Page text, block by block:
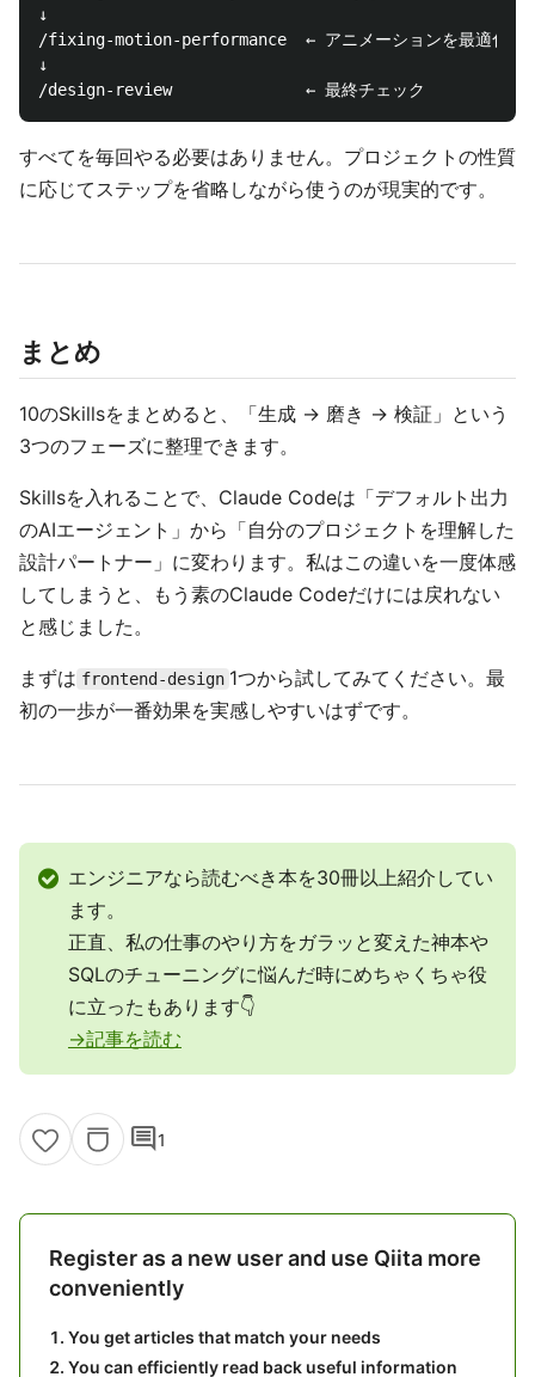
↓
/fixing-motion-performance  ← アニメーションを最適化
↓
すべてを毎回やる必要はありません。プロジェクトの性質
に応じてステップを省略しながら使うのが現実的です。
まとめ
10のSkillsをまとめると、「生成 → 磨き → 検証」という
3つのフェーズに整理できます。
Skillsを入れることで、Claude Codeは「デフォルト出力
のAIエージェント」から「自分のプロジェクトを理解した
設計パートナー」に変わります。私はこの違いを一度体感
してしまうと、もう素のClaude Codeだけには戻れない
と感じました。
まずは frontend-design 1つから試してみてください。最
初の一歩が一番効果を実感しやすいはずです。
エンジニアなら読むべき本を30冊以上紹介してい
ます。
正直、私の仕事のやり方をガラッと変えた神本や
SQLのチューニングに悩んだ時にめちゃくちゃ役
に立ったもあります👇
→記事を読む
comment1
Register as a new user and use Qiita more
conveniently
You get articles that match your needs
You can efficiently read back useful information